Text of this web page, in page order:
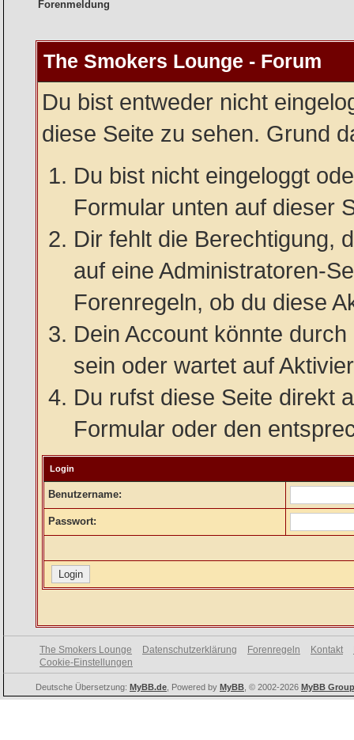
Forenmeldung
The Smokers Lounge - Forum
Du bist entweder nicht
diese Seite zu sehen. Grund
Du bist nicht eingeloggt
Formular unten auf dieser
Dir fehlt die Berechtigung,
auf eine Administratoren-
Forenregeln, ob du diese
Dein Account könnte
sein oder wartet auf
Du rufst diese Seite direkt
Formular oder den
Login
Benutzername:
Passwort:
The Smokers Lounge Datenschutzerklärung Forenregeln Kontakt
Cookie-Einstellungen
Deutsche Übersetzung: MyBB.de , Powered by MyBB , © 2002-2026 MyBB Group